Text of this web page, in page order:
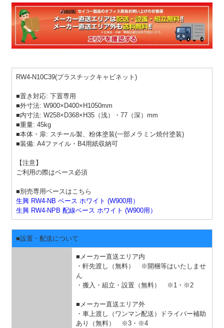
RW4-N10C39(プラスチックキャビネット)
■置き対応: 下置専用
■外寸法: W900×D400×H1050mm
■内寸法: W258×D368×H35（浅）・77（深）mm
■重量: 45kg
■本体・扉: スチール製、粉体塗装(一部メラミン焼付塗装)
■装備: A4ファイル・B4用紙収納可
【注意】
ご利用の際はベース必須
■別売専用ベースはこちら
生興 RW4-NB ベース ホワイト (W900用）
生興 RW4-NPB 配線ベース ホワイト (W900用）
■設置・配送について
■メーカー直送エリア内
・軒先渡し（無料） ※開梱等はいたしませ
ん
・搬入・組立・設置（無料）
※1・※2
■メーカー直送エリア外
・車上渡し（ワンマン配送）ドライバー補助
あり（無料）
※3・※4